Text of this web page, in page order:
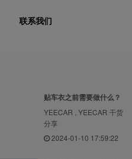
联系我们
贴车衣之前需要做什么？
YEECAR , YEECAR 干货
分享
2024-01-10 17:59:22